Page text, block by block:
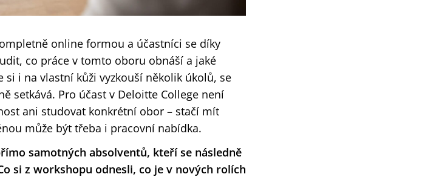
online formou a účastníci se díky
co práce v tomto oboru obnáší a jaké
i na vlastní kůži vyzkouší několik úkolů, se
setkává. Pro účast v Deloitte College není
ani studovat konkrétní obor – stačí mít
může být třeba i pracovní nabídka.
samotných absolventů, kteří se následně
si z workshopu odnesli, co je v nových rolích